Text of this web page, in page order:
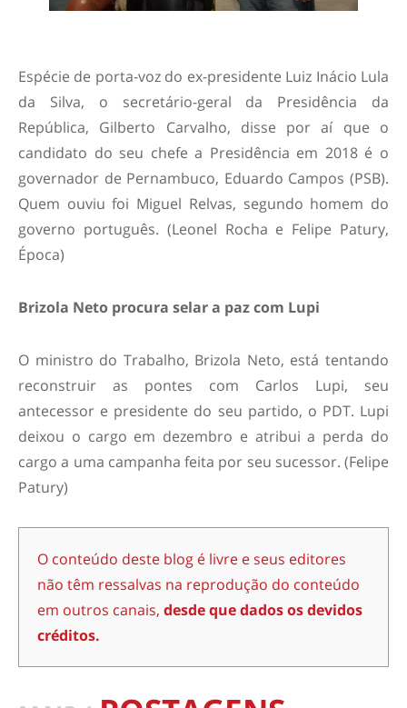
Espécie de porta-voz do ex-presidente Luiz Inácio Lula
da Silva, o secretário-geral da Presidência da
República, Gilberto Carvalho, disse por aí que o
candidato do seu chefe a Presidência em 2018 é o
governador de Pernambuco, Eduardo Campos (PSB).
Quem ouviu foi Miguel Relvas, segundo homem do
governo português. (Leonel Rocha e Felipe Patury,
Época)
Brizola Neto procura selar a paz com Lupi
O ministro do Trabalho, Brizola Neto, está tentando
reconstruir as pontes com Carlos Lupi, seu
antecessor e presidente do seu partido, o PDT. Lupi
deixou o cargo em dezembro e atribui a perda do
cargo a uma campanha feita por seu sucessor. (Felipe
Patury)
O conteúdo deste blog é livre e seus editores
não têm ressalvas na reprodução do conteúdo
em outros canais, desde que dados os devidos
créditos.